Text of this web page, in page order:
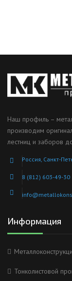
Наш профиль –
производим
лестниц и заборов
Россия, Санкт-
8 (812) 603-49-30
Информация
Тонколистовой